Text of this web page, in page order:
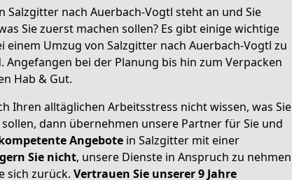
Salzgitter nach Auerbach-Vogtl steht an und Sie
Sie zuerst machen sollen? Es gibt einige wichtige
einem Umzug von Salzgitter nach Auerbach-Vogtl zu
Angefangen bei der Planung bis hin zum Verpacken
Hab & Gut.
Ihren alltäglichen Arbeitsstress nicht wissen, was Sie
dann übernehmen unsere Partner für Sie und
Angebote in Salzgitter mit einer
Sie nicht, unsere Dienste in Anspruch zu nehmen
sich zurück. Vertrauen Sie unserer 9 Jahre